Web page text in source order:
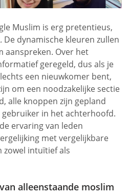
Muslim is erg pretentieus,
dynamische kleuren zullen
aanspreken. Over het
geregeld, dus als je
een nieuwkomer bent,
om een noodzakelijke sectie
alle knoppen zijn gepland
in het achterhoofd.
ervaring van leden
met vergelijkbare
zowel intuïtief als
alleenstaande moslim